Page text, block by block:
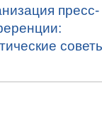
пресс-